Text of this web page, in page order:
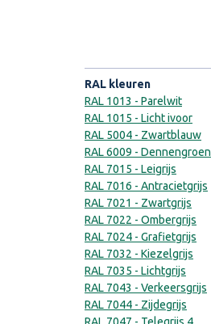
RAL kleuren
RAL 1013 - Parelwit
RAL 1015 - Licht ivoor
RAL 5004 - Zwartblauw
RAL 6009 - Dennengroen
RAL 7015 - Leigrijs
RAL 7016 - Antracietgrijs
RAL 7021 - Zwartgrijs
RAL 7022 - Ombergrijs
RAL 7024 - Grafietgrijs
RAL 7032 - Kiezelgrijs
RAL 7035 - Lichtgrijs
RAL 7043 - Verkeersgrijs
RAL 7044 - Zijdegrijs